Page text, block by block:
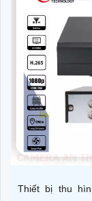
Thiết bị thu